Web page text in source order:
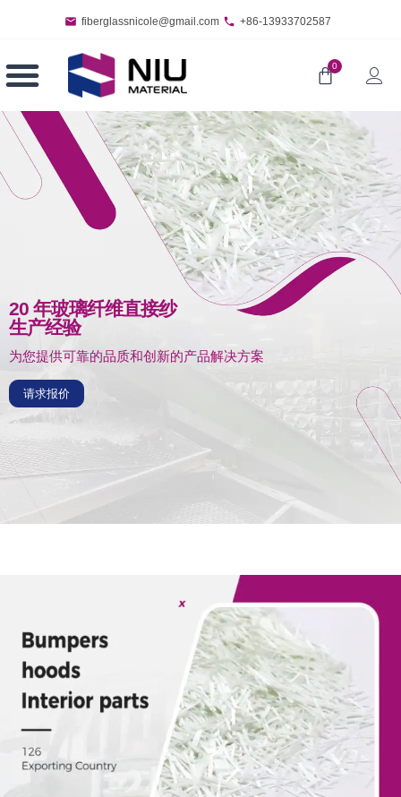
fiberglassnicole@gmail.com +86-13933702587
0
20 年玻璃纤维直接纱
生产经验
为您提供可靠的品质和创新的产品解决方案
请求报价